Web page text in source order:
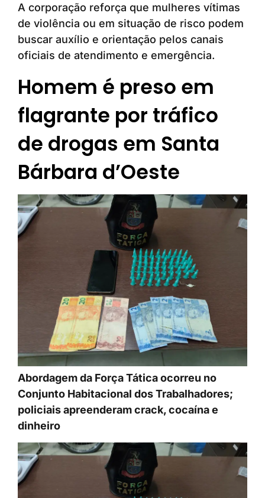
A corporação reforça que mulheres vítimas
de violência ou em situação de risco podem
buscar auxílio e orientação pelos canais
oficiais de atendimento e emergência.
Homem é preso em
flagrante por tráfico
de drogas em Santa
Bárbara d’Oeste
Abordagem da Força Tática ocorreu no
Conjunto Habitacional dos Trabalhadores;
policiais apreenderam crack, cocaína e
dinheiro